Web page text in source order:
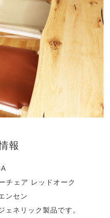
報
チェア レッドオーク
ンセン
ェネリック製品です。